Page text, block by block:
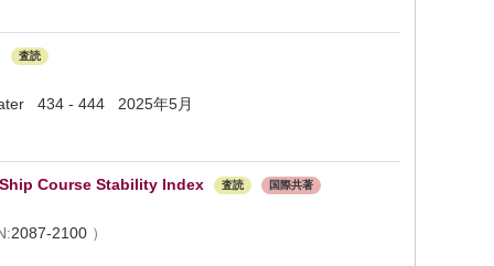
査読
434 - 444 2025年5月
Course Stability Index 査読 国際共著
2087-2100 ）